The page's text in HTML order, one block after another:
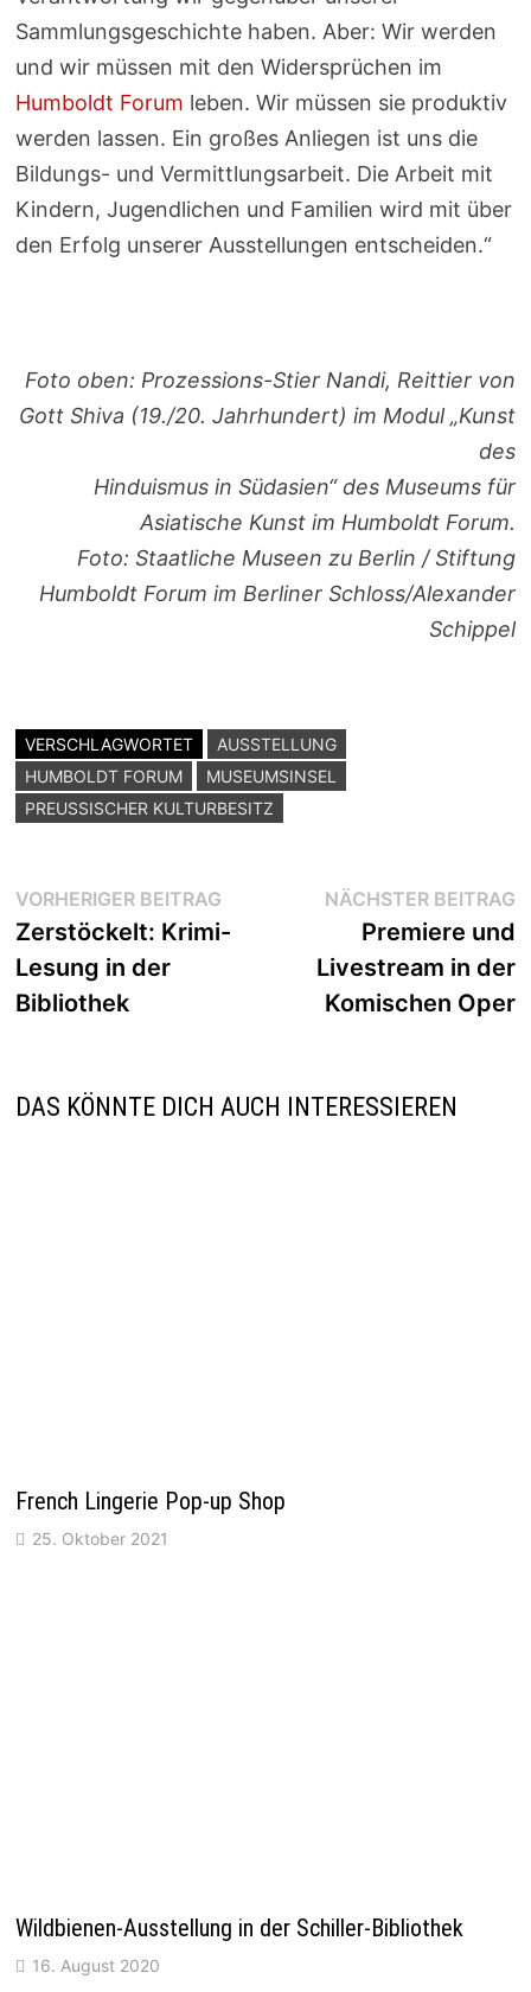
Sammlungsgeschichte haben. Aber: Wir werden
und wir müssen mit den Widersprüchen im
Humboldt Forum leben. Wir müssen sie produktiv
werden lassen. Ein großes Anliegen ist uns die
Bildungs- und Vermittlungsarbeit. Die Arbeit mit
Kindern, Jugendlichen und Familien wird mit über
den Erfolg unserer Ausstellungen entscheiden.“
Foto oben: Prozessions-Stier Nandi, Reittier von
Gott Shiva (19./20. Jahrhundert) im Modul „Kunst
des
Hinduismus in Südasien“ des Museums für
Asiatische Kunst im Humboldt Forum.
Foto: Staatliche Museen zu Berlin / Stiftung
Humboldt Forum im Berliner Schloss/Alexander
Schippel
VERSCHLAGWORTET
AUSSTELLUNG
HUMBOLDT FORUM
MUSEUMSINSEL
PREUSSISCHER KULTURBESITZ
Beitragsnavigation
VORHERIGER BEITRAGVorheriger
Beitrag:
Zerstöckelt: Krimi-
Lesung in der
Bibliothek
NÄCHSTER BEITRAG
Premiere und
Livestream in der
Komischen Oper
DAS KÖNNTE DICH AUCH INTERESSIEREN
French Lingerie Pop-up Shop
25. Oktober 2021
Wildbienen-Ausstellung in der Schiller-Bibliothek
16. August 2020